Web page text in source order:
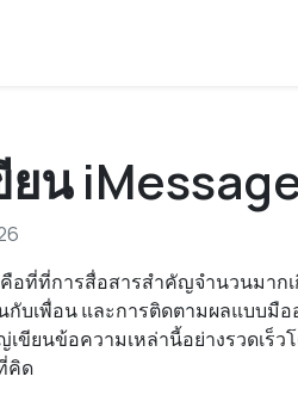
ยน
อที่ที่การสื่อสารสำคัญจำนวนมาก
กับเพื่อน และการติดตามผลแบบมื
เขียนข้อความเหล่านี้อย่างรวดเ
คิด